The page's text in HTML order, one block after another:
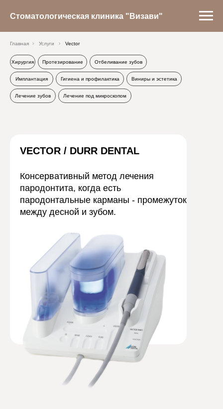
Стоматологическая клиника "Визави"
Главная Услуги Vector
Имплантация
Протезирование Отбеливание зубов
Лечение под микроскопом
Лечение зубов
Гигиена и профилактика Виниры и эстетика
Хирургия
VECTOR / DURR DENTAL
Консервативный метод лечения
пародонтита, когда есть
пародонтальные карманы - промежуток
между десной и зубом.